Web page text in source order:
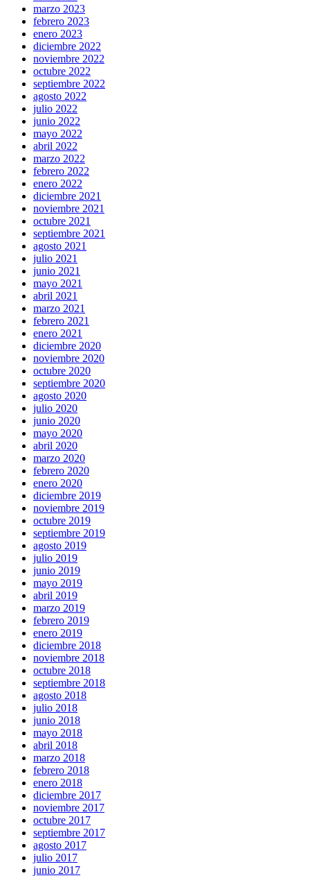
marzo 2023
febrero 2023
enero 2023
diciembre 2022
noviembre 2022
octubre 2022
septiembre 2022
agosto 2022
julio 2022
junio 2022
mayo 2022
abril 2022
marzo 2022
febrero 2022
enero 2022
diciembre 2021
noviembre 2021
octubre 2021
septiembre 2021
agosto 2021
julio 2021
junio 2021
mayo 2021
abril 2021
marzo 2021
febrero 2021
enero 2021
diciembre 2020
noviembre 2020
octubre 2020
septiembre 2020
agosto 2020
julio 2020
junio 2020
mayo 2020
abril 2020
marzo 2020
febrero 2020
enero 2020
diciembre 2019
noviembre 2019
octubre 2019
septiembre 2019
agosto 2019
julio 2019
junio 2019
mayo 2019
abril 2019
marzo 2019
febrero 2019
enero 2019
diciembre 2018
noviembre 2018
octubre 2018
septiembre 2018
agosto 2018
julio 2018
junio 2018
mayo 2018
abril 2018
marzo 2018
febrero 2018
enero 2018
diciembre 2017
noviembre 2017
octubre 2017
septiembre 2017
agosto 2017
julio 2017
junio 2017